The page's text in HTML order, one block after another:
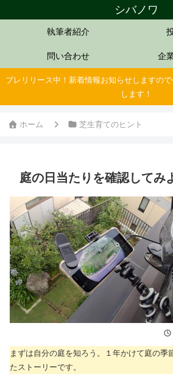
シバノワ
執筆者紹介
問い合わせ 企
プレリリース中！新着情報お知らせしますの
します！
ホーム 芝生育てのヒント
庭の日当たりを確認してみ
まずは自分の庭を知ろう。１年かけて庭の季
たストーリーです。